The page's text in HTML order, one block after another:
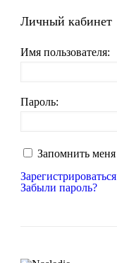
Личный кабинет
Имя пользователя:
Пароль:
Запомнить меня
Зарегистрироваться
Забыли пароль?